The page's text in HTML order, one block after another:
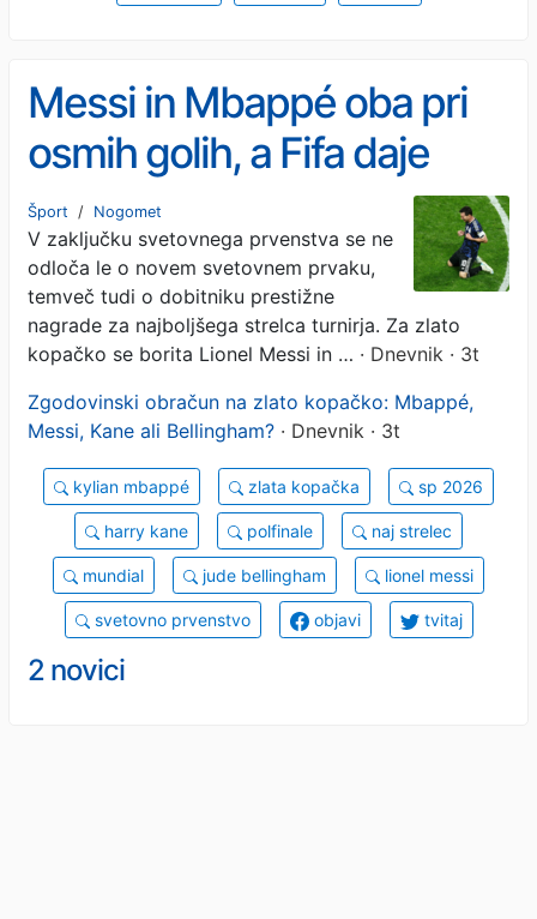
Messi in Mbappé oba pri
osmih golih, a Fifa daje
prednost Argentincu
Šport / Nogomet
V zaključku svetovnega prvenstva se ne
odloča le o novem svetovnem prvaku,
temveč tudi o dobitniku prestižne
nagrade za najboljšega strelca turnirja. Za zlato
kopačko se borita Lionel Messi in … · Dnevnik · 3t
Zgodovinski obračun na zlato kopačko: Mbappé,
Messi, Kane ali Bellingham? · Dnevnik · 3t
kylian mbappé zlata kopačka sp 2026
harry kane polfinale naj strelec
mundial jude bellingham lionel messi
svetovno prvenstvo objavi tvitaj
2 novici